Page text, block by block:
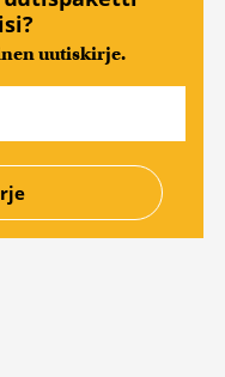
uutiskirje.